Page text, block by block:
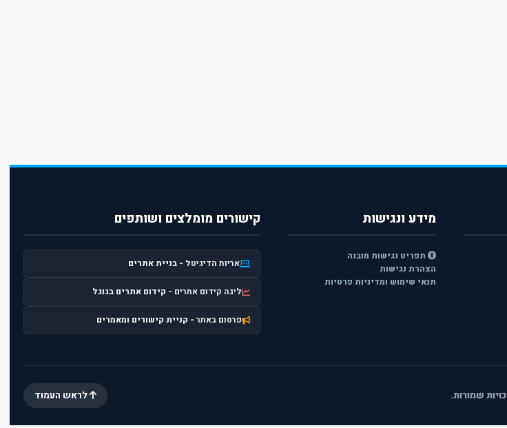
מידע ונגישות
תפריט נגישות מובנה
הצהרת נגישות
תנאי שימוש ומדיניות פרטיות
קישורים מומלצים ושותפים
אריות הדיגיטל - בניית אתרים
ליגה קידום אתרים - קידום אתרים בגוגל
פרסום באתר- קניית קישורים ומאמרים
לראש העמוד